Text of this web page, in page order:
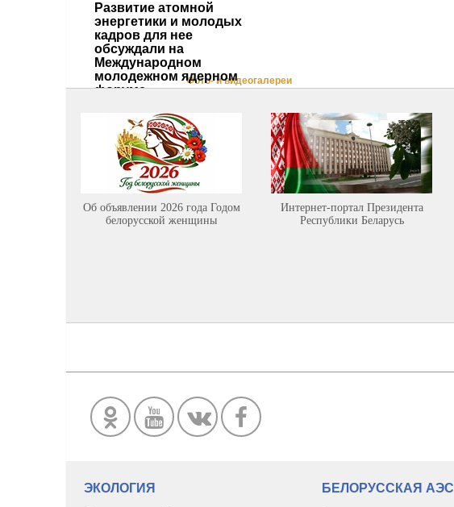
Развитие атомной
энергетики и молодых
кадров для нее
обсуждали на
Международном
молодежном ядерном
форуме
Фото- и видеогалереи
Об объявлении 2026 года Годом
белорусской женщины
Интернет-портал Президента
Республики Беларусь
ЭКОЛОГИЯ
БЕЛОРУССКАЯ АЭС